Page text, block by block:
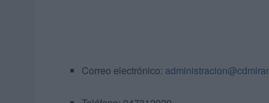
Correo electrónico: